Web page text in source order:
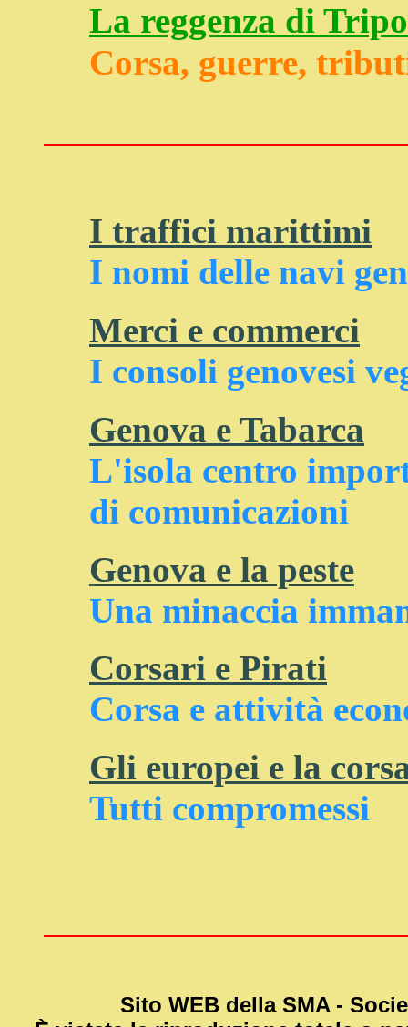
La reggenza di
Corsa, guerre,
I traffici marittimi
I nomi delle navi
Merci e commerci
I consoli genovesi
Genova e Tabarca
L'isola centro
di comunicazioni
Genova e la peste
Una minaccia
Corsari e Pirati
Corsa e attività
Gli europei e la
Tutti compromessi
Sito WEB della SMA-